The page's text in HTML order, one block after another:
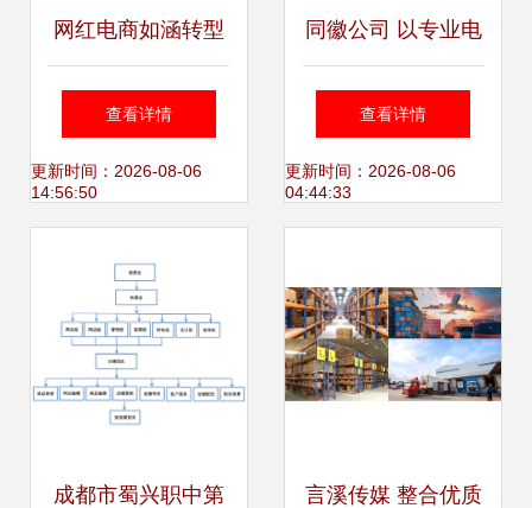
网红电商如涵转型
经纪业务能否有效
控制成本？
查看详情
更新时间：2026-08-06
14:56:50
同徽公司 以专业电
子商务软件与服
务，赋能跨境电商
查看详情
更新时间：2026-08-06
04:44:33
成都市蜀兴职中第 言溪传媒 整合优质